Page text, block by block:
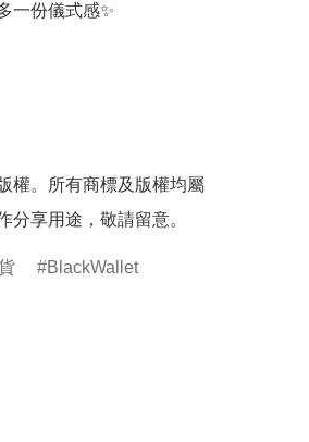
一份儀式感✨
權。所有商標及版權均屬
分享用途，敬請留意。
BlackWallet